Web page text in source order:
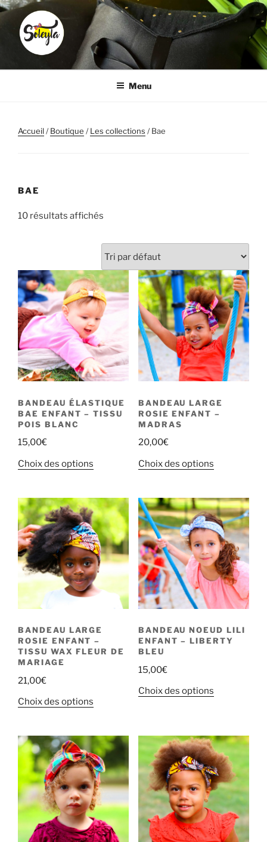
Aller
contenu
principal
SOLEYLA
Transformez la corvée coiffure en moment plaisir
Menu
Accueil/Boutique /Les collections / Bae
BAE
10 résultats affichés
BANDEAU ÉLASTIQUE
BAE ENFANT – TISSU
POIS BLANC
15,00€
Choix des options
BANDEAU LARGE
ROSIE ENFANT –
MADRAS
20,00€
Choix des options
BANDEAU LARGE
ROSIE ENFANT –
TISSU WAX FLEUR DE
MARIAGE
21,00€
Choix des options
BANDEAU NOEUD LILI
ENFANT – LIBERTY
BLEU
15,00€
Choix des options